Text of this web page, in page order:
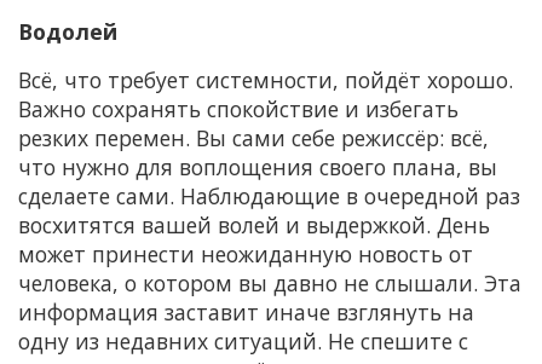
Водолей
Всё, что требует системности, пойдёт хорошо.
Важно сохранять спокойствие и избегать
резких перемен. Вы сами себе режиссёр: всё,
что нужно для воплощения своего плана, вы
сделаете сами. Наблюдающие в очередной раз
восхитятся вашей волей и выдержкой. День
может принести неожиданную новость от
человека, о котором вы давно не слышали. Эта
информация заставит иначе взглянуть на
одну из недавних ситуаций. Не спешите с